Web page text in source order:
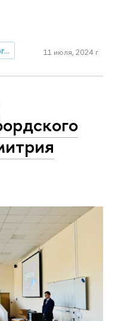
факультет биологии и биотехнологии
11 июля, 2024 г.